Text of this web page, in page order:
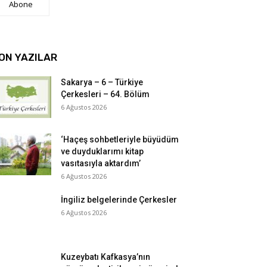
Abone
YAZILAR
Sakarya – 6 – Türkiye
Çerkesleri – 64. Bölüm
6 Ağustos 2026
‘Haçeş sohbetleriyle büyüdüm
ve duyduklarımı kitap
vasıtasıyla aktardım’
6 Ağustos 2026
İngiliz belgelerinde Çerkesler
6 Ağustos 2026
Kuzeybatı Kafkasya’nın